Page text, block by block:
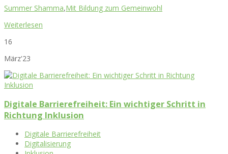
Summer Shamma,Mit Bildung zum Gemeinwohl
Weiterlesen
16
März'23
Digitale Barrierefreiheit: Ein wichtiger Schritt in
Richtung Inklusion
Digitale Barrierefreiheit
Digitalisierung